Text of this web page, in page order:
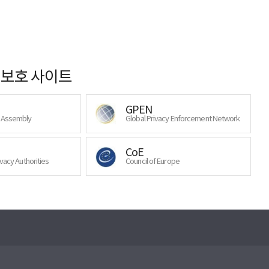
호 사이트
GPEN
Global Privacy Enforcement Network
Authorities
CoE
Council of Europe